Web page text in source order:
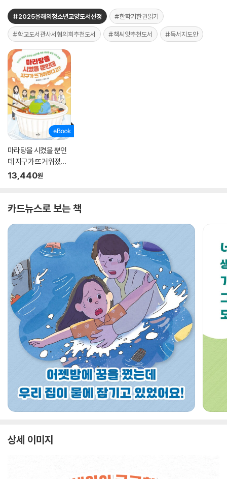
#2025올해의청소년교양도서선정 #한학기한권읽기
#학교도서관사서협의회추천도서 #책씨앗추천도서 #독서지도안
마라탕을 시켰을 뿐인
데 지구가 뜨거워졌다
고?
13,440원
카드뉴스로 보는 책
상세 이미지